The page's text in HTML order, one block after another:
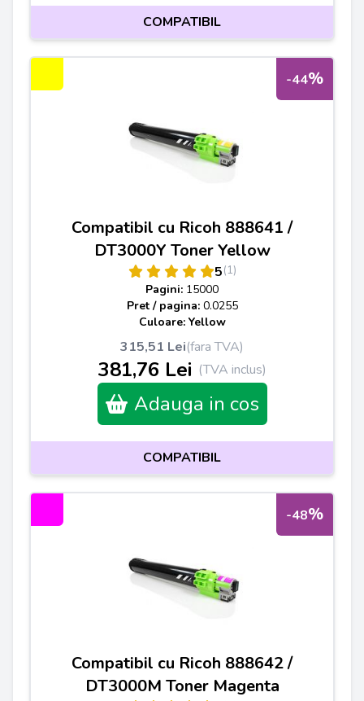
COMPATIBIL
-44%
Compatibil cu Ricoh 888641 /
DT3000Y Toner Yellow
5(1)
Pagini: 15000
Pret / pagina: 0.0255
Culoare: Yellow
315,51 Lei(fara TVA)
381,76 Lei (TVA inclus)
Adauga in cos
COMPATIBIL
-48%
Compatibil cu Ricoh 888642 /
DT3000M Toner Magenta